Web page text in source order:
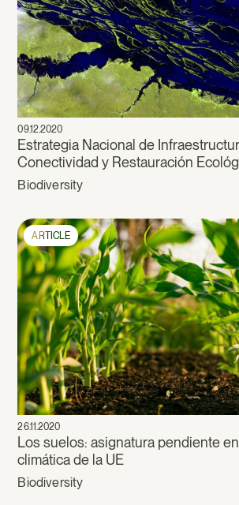
09.12.2020
Estrategia Nacional de
Conectividad y Restauración
Biodiversity
ARTICLE
26.11.2020
Los suelos: asignatura pendiente
climática de la UE
Biodiversity